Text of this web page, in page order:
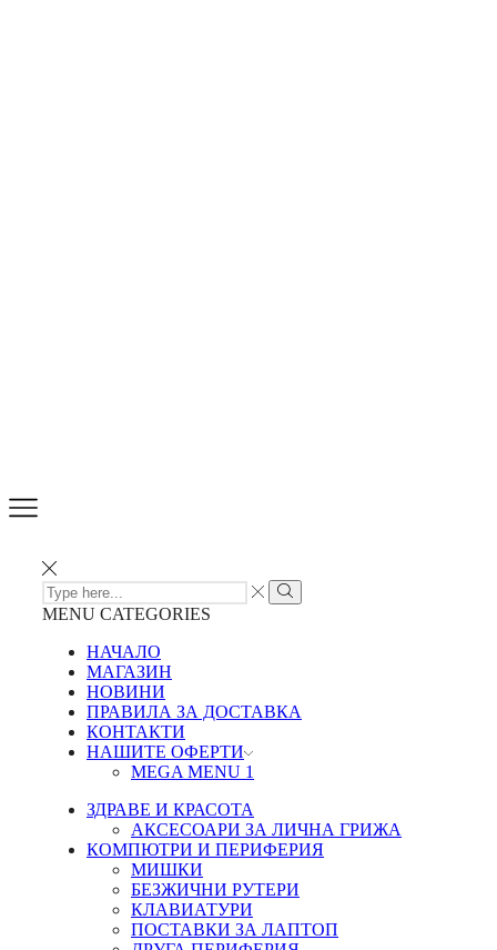
SEARCH
INPUT
Search
MENU CATEGORIES
НАЧАЛО
МАГАЗИН
НОВИНИ
ПРАВИЛА ЗА ДОСТАВКА
КОНТАКТИ
НАШИТЕ ОФЕРТИ
MEGA MENU 1
ЗДРАВЕ И КРАСОТА
АКСЕСОАРИ ЗА ЛИЧНА ГРИЖА
КОМПЮТРИ И ПЕРИФЕРИЯ
МИШКИ
БЕЗЖИЧНИ РУТЕРИ
КЛАВИАТУРИ
ПОСТАВКИ ЗА ЛАПТОП